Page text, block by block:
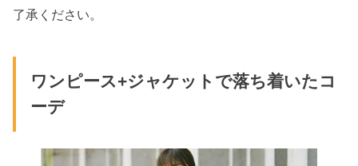
了承ください。
ワンピース+ジャケットで落ち着いたコ
ーデ